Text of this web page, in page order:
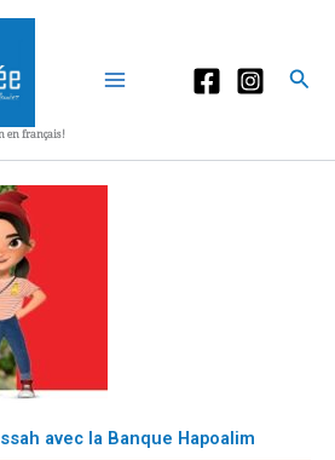
en français!
avec la Banque Hapoalim